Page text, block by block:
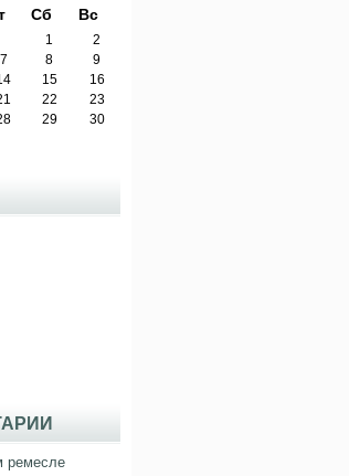
Сб Вс
1
2
7 8
9
15
16
22
23
29
30
ремесле